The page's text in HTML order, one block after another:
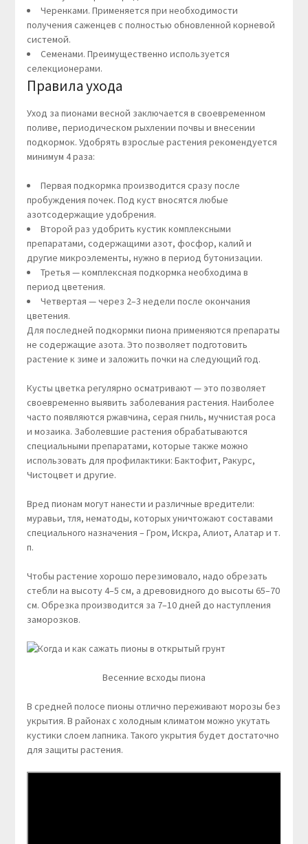
Черенками. Применяется при необходимости
получения саженцев с полностью обновленной корневой
системой.
Семенами. Преимущественно используется
селекционерами.
Правила ухода
Уход за пионами весной заключается в своевременном
поливе, периодическом рыхлении почвы и внесении
подкормок. Удобрять взрослые растения рекомендуется
минимум 4 раза:
Первая подкормка производится сразу после
пробуждения почек. Под куст вносятся любые
азотсодержащие удобрения.
Второй раз удобрить кустик комплексными
препаратами, содержащими азот, фосфор, калий и
другие микроэлементы, нужно в период бутонизации.
Третья — комплексная подкормка необходима в
период цветения.
Четвертая — через 2–3 недели после окончания
цветения.
Для последней подкормки пиона применяются препараты
не содержащие азота. Это позволяет подготовить
растение к зиме и заложить почки на следующий год.
Кусты цветка регулярно осматривают — это позволяет
своевременно выявить заболевания растения. Наиболее
часто появляются ржавчина, серая гниль, мучнистая роса
и мозаика. Заболевшие растения обрабатываются
специальными препаратами, которые также можно
использовать для профилактики: Бактофит, Ракурс,
Чистоцвет и другие.
Вред пионам могут нанести и различные вредители:
муравьи, тля, нематоды, которых уничтожают составами
специального назначения – Гром, Искра, Алиот, Алатар и т.
п.
Чтобы растение хорошо перезимовало, надо обрезать
стебли на высоту 4–5 см, а древовидного до высоты 65–70
см. Обрезка производится за 7–10 дней до наступления
заморозков.
Весенние всходы пиона
В средней полосе пионы отлично переживают морозы без
укрытия. В районах с холодным климатом можно укутать
кустики слоем лапника. Такого укрытия будет достаточно
для защиты растения.